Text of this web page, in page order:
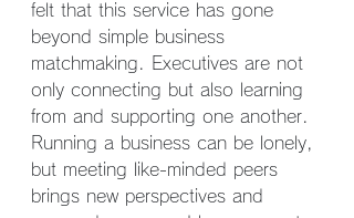
felt that this service has gone
beyond simple business
matchmaking. Executives are not
only connecting but also learning
from and supporting one another.
Running a business can be lonely,
but meeting like-minded peers
brings new perspectives and